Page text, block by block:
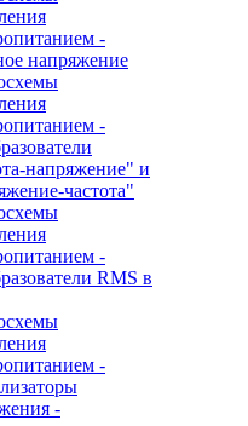
-
напряжение
-
напряжение" и
частота"
-
RMS в
-
-